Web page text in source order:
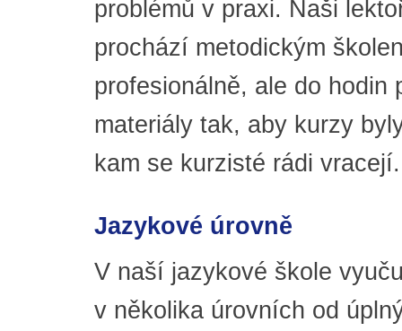
problémů v praxi. Naši
prochází metodickým
profesionálně, ale do
materiály tak, aby kurzy
kam se kurzisté rádi vracejí.
Jazykové úrovně
V naší jazykové škole
v několika úrovních od